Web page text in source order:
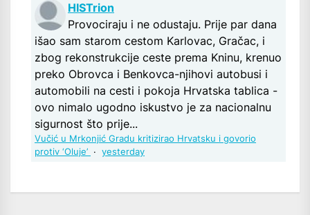
HISTrion
Provociraju i ne odustaju. Prije par dana
išao sam starom cestom Karlovac, Gračac, i
zbog rekonstrukcije ceste prema Kninu, krenuo
preko Obrovca i Benkovca-njihovi autobusi i
automobili na cesti i pokoja Hrvatska tablica -
ovo nimalo ugodno iskustvo je za nacionalnu
sigurnost što prije...
Vučić u Mrkonjić Gradu kritizirao Hrvatsku i govorio
protiv ‘Oluje’ · yesterday